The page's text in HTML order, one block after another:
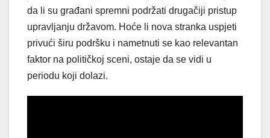
da li su građani spremni podržati drugačiji pristup
upravljanju državom. Hoće li nova stranka uspjeti
privući širu podršku i nametnuti se kao relevantan
faktor na političkoj sceni, ostaje da se vidi u
periodu koji dolazi.